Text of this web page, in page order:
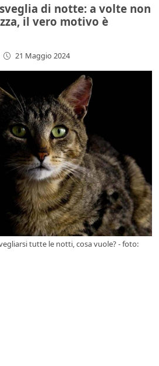
di notte: a volte non
il vero motivo è
21 Maggio 2024
tutte le notti, cosa vuole? - foto: